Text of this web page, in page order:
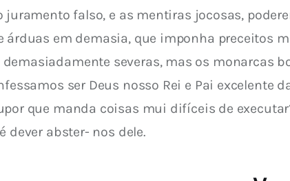
juramento falso, e as mentiras jocosas,
árduas em demasia, que imponha preceitos
severas, mas os monarcas
ser Deus nosso Rei e Pai excelente
que manda coisas mui difíceis de
dever abster- nos dele.